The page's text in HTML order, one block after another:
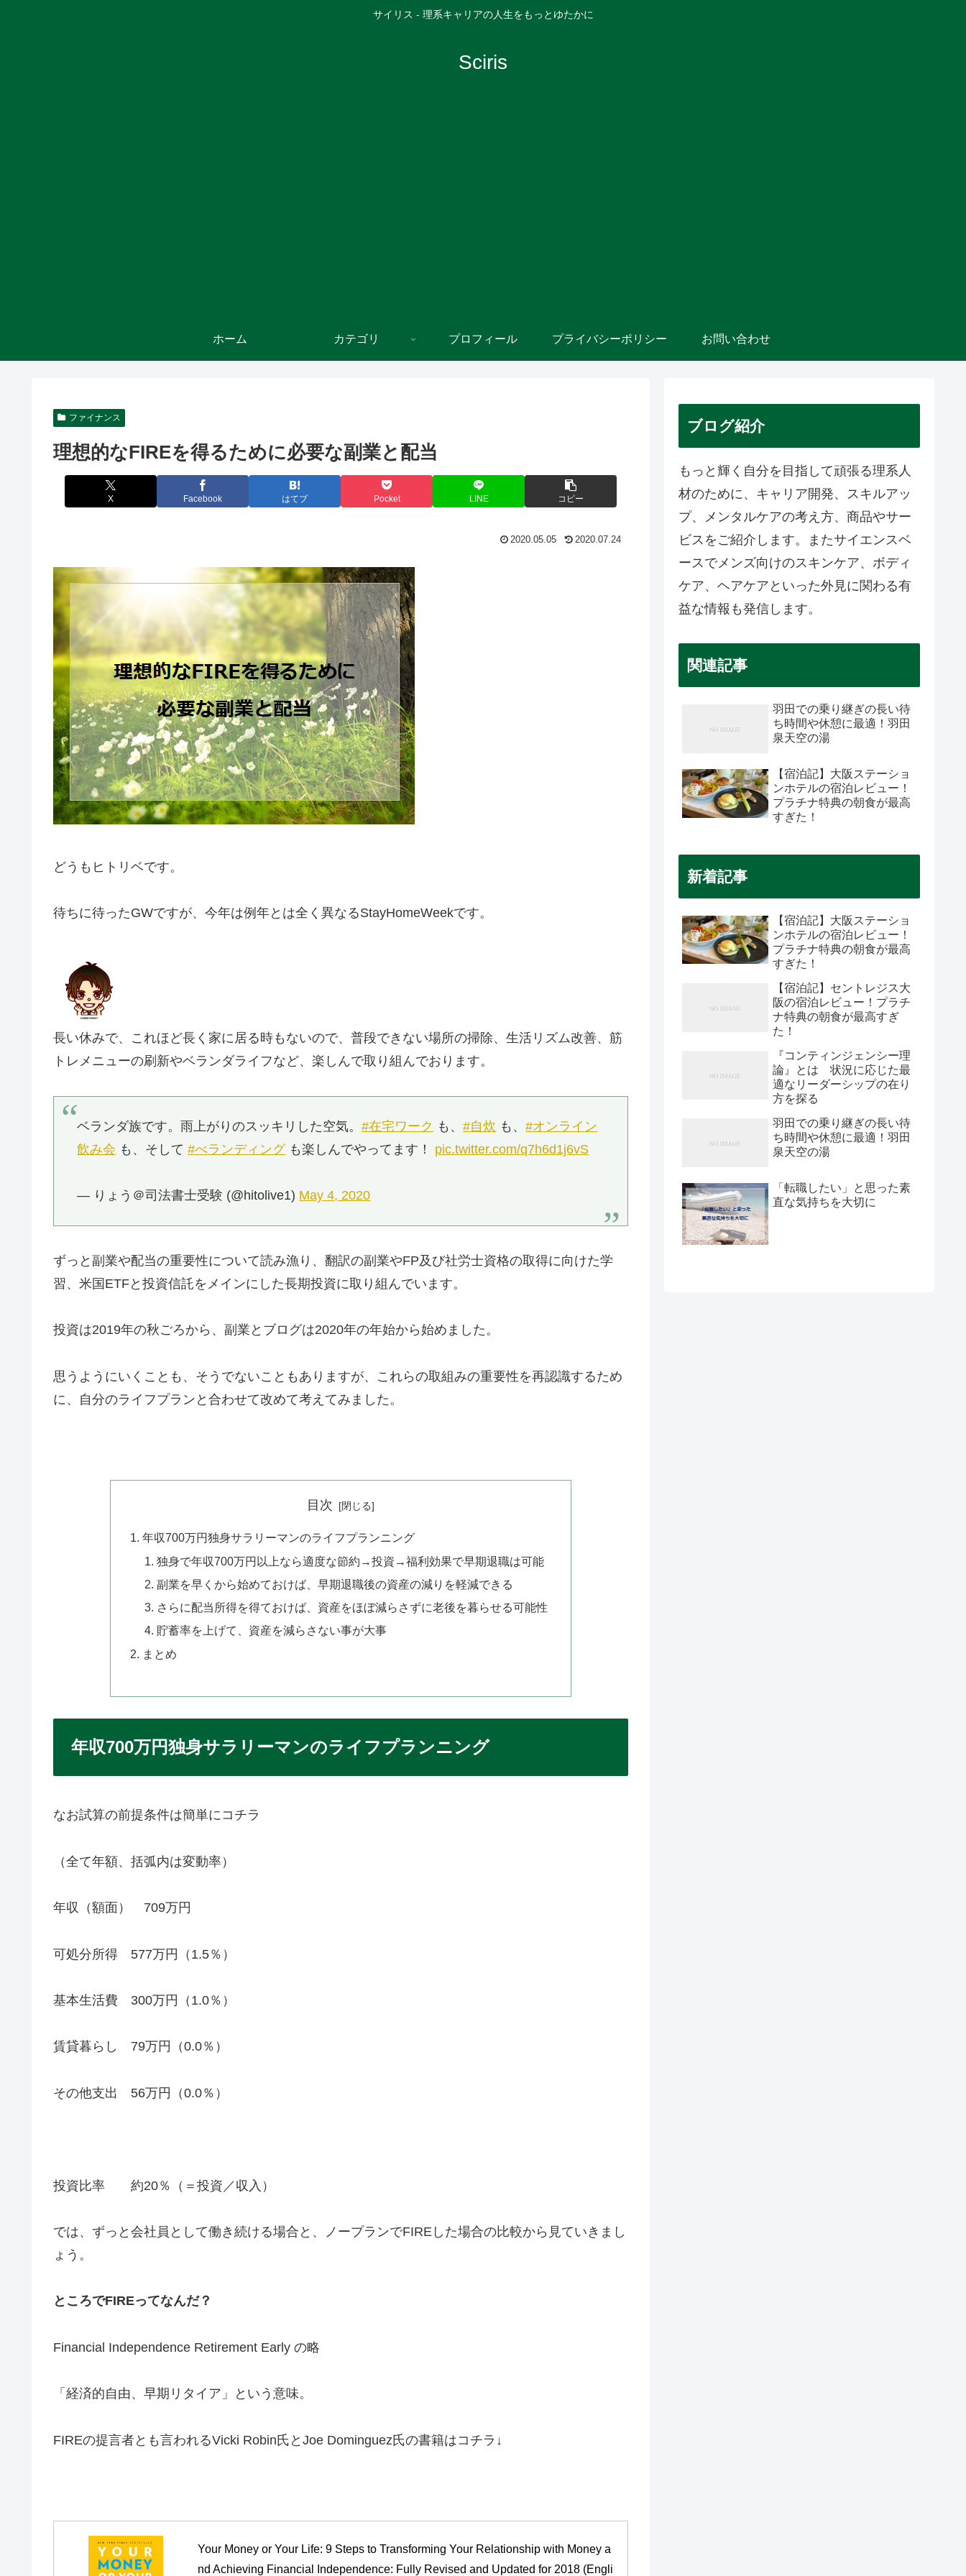
サイリス - 理系キャリアの人生をもっとゆたかに
Sciris
ホーム カテゴリ プロフィール プライバシーポリシー お問い合わせ
ファイナンス
理想的なFIREを得るために必要な副業と配当
X Facebook はてブ Pocket LINE コピー
2020.05.05 2020.07.24
どうもヒトリベです。
待ちに待ったGWですが、今年は例年とは全く異なるStayHomeWeekです。
長い休みで、これほど長く家に居る時もないので、普段できない場所の掃除、生活リズム改善、筋
トレメニューの刷新やベランダライフなど、楽しんで取り組んでおります。
ベランダ族です。雨上がりのスッキリした空気。#在宅ワーク も、#自炊 も、#オンライン
飲み会 も、そして#べランディングも楽しんでやってます！ pic.twitter.com/q7h6d1j6vS
— りょう＠司法書士受験 (@hitolive1) May 4, 2020
ずっと副業や配当の重要性について読み漁り、翻訳の副業やFP及び社労士資格の取得に向けた学
習、米国ETFと投資信託をメインにした長期投資に取り組んでいます。
投資は2019年の秋ごろから、副業とブログは2020年の年始から始めました。
思うようにいくことも、そうでないこともありますが、これらの取組みの重要性を再認識するため
に、自分のライフプランと合わせて改めて考えてみました。
目次
年収700万円独身サラリーマンのライフプランニング
独身で年収700万円以上なら適度な節約→投資→福利効果で早期退職は可能
副業を早くから始めておけば、早期退職後の資産の減りを軽減できる
さらに配当所得を得ておけば、資産をほぼ減らさずに老後を暮らせる可能性
貯蓄率を上げて、資産を減らさない事が大事
まとめ
年収700万円独身サラリーマンのライフプランニング
なお試算の前提条件は簡単にコチラ
（全て年額、括弧内は変動率）
年収（額面） 709万円
可処分所得 577万円（1.5％）
基本生活費 300万円（1.0％）
賃貸暮らし 79万円（0.0％）
その他支出 56万円（0.0％）
投資比率 約20％（＝投資／収入）
では、ずっと会社員として働き続ける場合と、ノープランでFIREした場合の比較から見ていきまし
ょう。
ところでFIREってなんだ？
Financial Independence Retirement Early の略
「経済的自由、早期リタイア」という意味。
FIREの提言者とも言われるVicki Robin氏とJoe Dominguez氏の書籍はコチラ↓
Your Money or Your Life: 9 Steps to Transforming Your Relationship with Money a
nd Achieving Financial Independence: Fully Revised and Updated for 2018 (Engli
ブログ紹介
もっと輝く自分を目指して頑張る理系人
材のために、キャリア開発、スキルアッ
プ、メンタルケアの考え方、商品やサー
ビスをご紹介します。またサイエンスベ
ースでメンズ向けのスキンケア、ボディ
ケア、ヘアケアといった外見に関わる有
益な情報も発信します。
関連記事
羽田での乗り継ぎの長い待
ち時間や休憩に最適！羽田
泉天空の湯
【宿泊記】大阪ステーショ
ンホテルの宿泊レビュー！
プラチナ特典の朝食が最高
すぎた！
新着記事
【宿泊記】大阪ステーショ
ンホテルの宿泊レビュー！
プラチナ特典の朝食が最高
すぎた！
【宿泊記】セントレジス大
阪の宿泊レビュー！プラチ
ナ特典の朝食が最高すぎ
た！
『コンティンジェンシー理
論』とは 状況に応じた最
適なリーダーシップの在り
方を探る
羽田での乗り継ぎの長い待
ち時間や休憩に最適！羽田
泉天空の湯
「転職したい」と思った素
直な気持ちを大切に